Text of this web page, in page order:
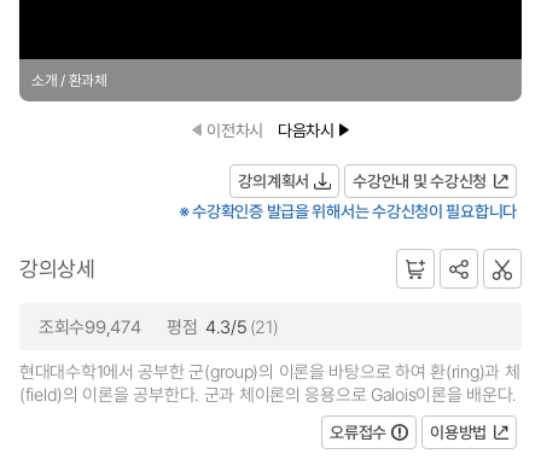
소개 / 환과체
이전차시 다음차시
강의계획서
수강안내 및 수강신청
※ 수강확인증 발급을 위해서는 수강신청이 필요합니다
강의상세
조회수99,474 평점 4.3/5 (21)
현대대수학1에서 공부한 군(group)의 이론을 바탕으로 하여 환(ring)과 체
(field)의 이론을 공부한다. 군과 체이론의 응용으로 Galois이론을 배운다.
오류접수
이용방법